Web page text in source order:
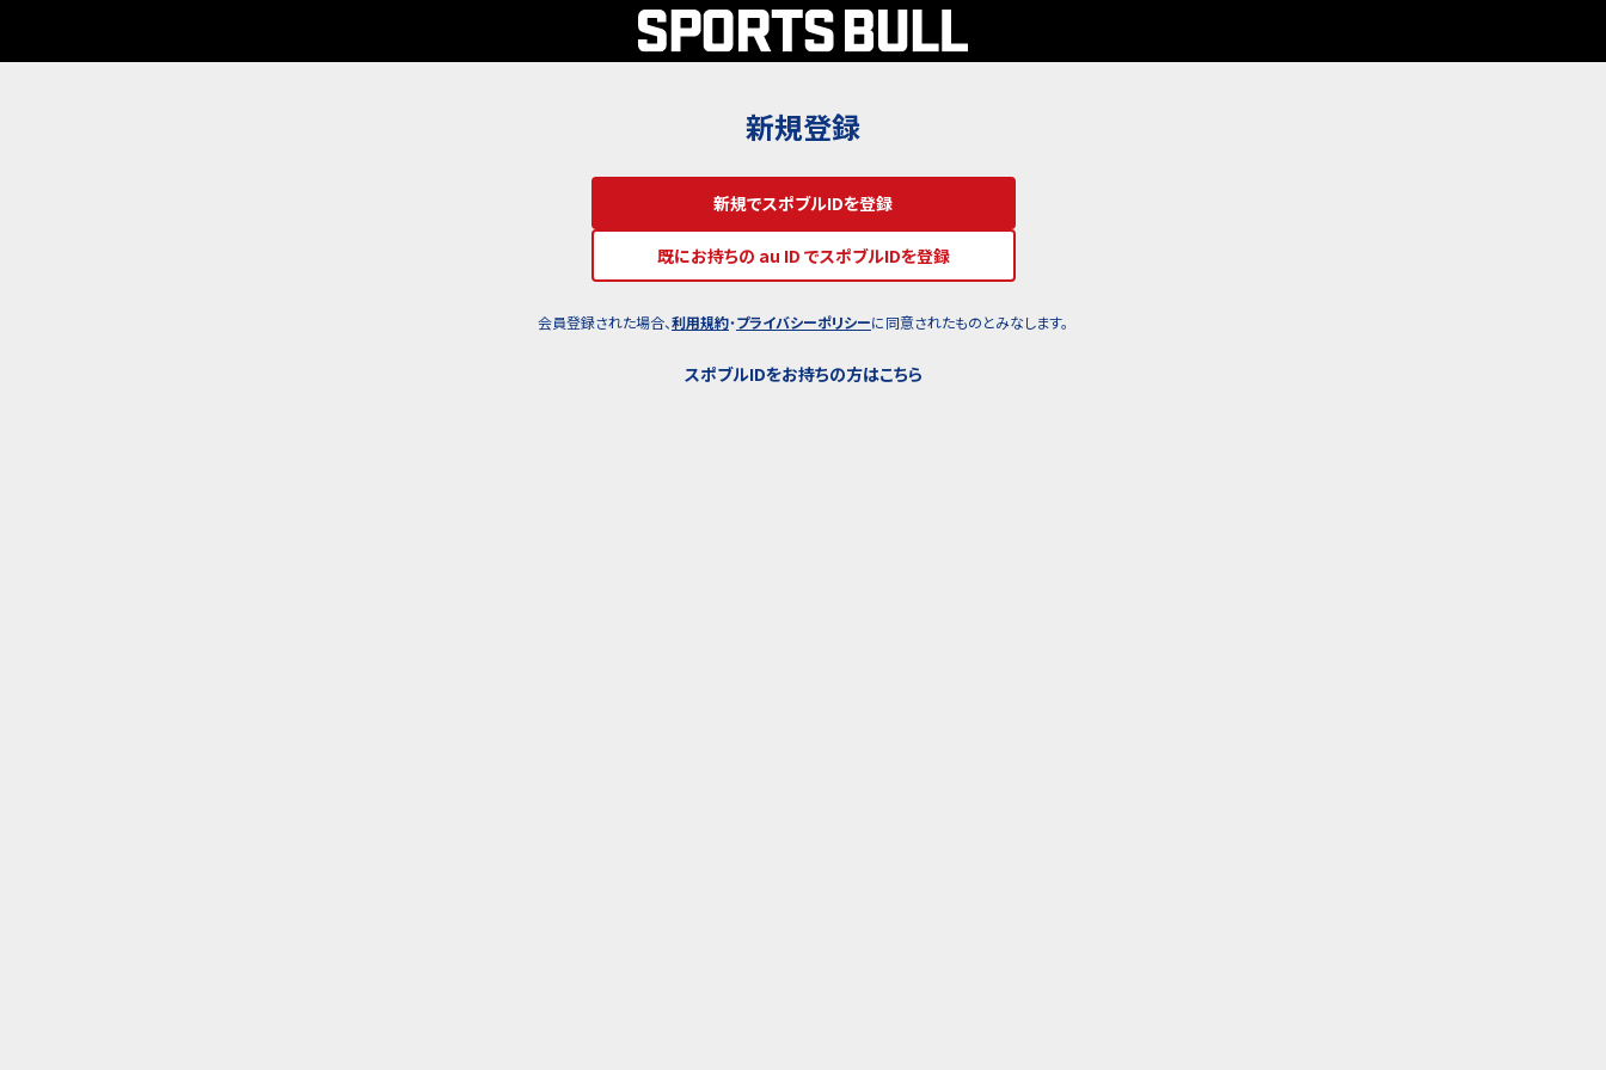
新規登録
新規でスポブルIDを登録
既にお持ちの au ID でスポブルIDを登録
会員登録された場合、利用規約・プライバシーポリシーに同意されたものとみなします。
スポブルIDをお持ちの方はこちら